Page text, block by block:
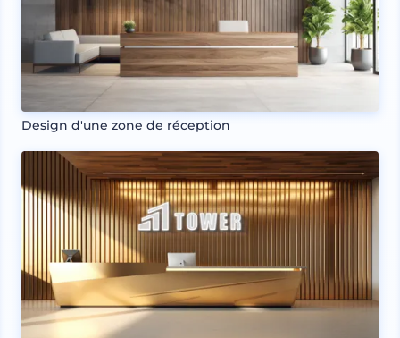
Design d'une zone de réception